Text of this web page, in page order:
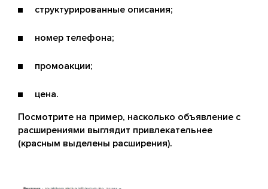
структурированные описания;
номер телефона;
промоакции;
цена.
Посмотрите на пример, насколько объявление с
расширениями выглядит привлекательнее
(красным выделены расширения).